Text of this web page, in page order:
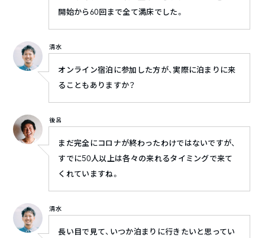
開始から60回まで全て満床でした。
清水
オンライン宿泊に参加した方が、実際に泊まりに来
ることもありますか？
後呂
まだ完全にコロナが終わったわけではないですが、
すでに50人以上は各々の来れるタイミングで来て
くれていますね。
清水
長い目で見て、いつか泊まりに行きたいと思ってい